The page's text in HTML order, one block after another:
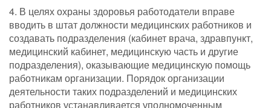
4. В целях охраны здоровья работодатели вправе
вводить в штат должности медицинских работников и
создавать подразделения (кабинет врача, здравпункт,
медицинский кабинет, медицинскую часть и другие
подразделения), оказывающие медицинскую помощь
работникам организации. Порядок организации
деятельности таких подразделений и медицинских
работников устанавливается уполномоченным